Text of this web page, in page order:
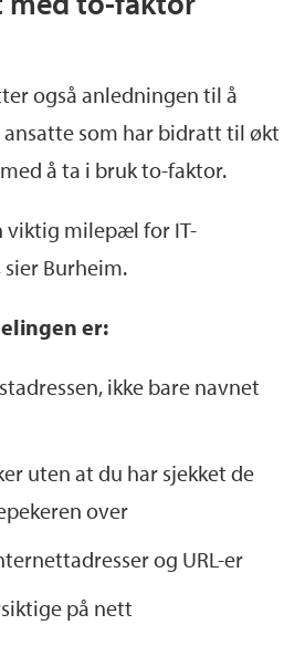
også anledningen til å
som har bidratt til økt
å ta i bruk to-faktor.
viktig milepæl for IT-
sier Burheim.
er:
ikke bare navnet
uten at du har sjekket de
over
og URL-er
på nett